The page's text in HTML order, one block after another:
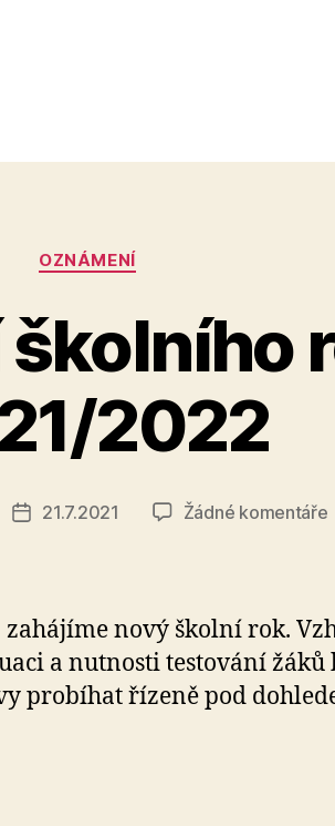
Rubriky
OZNÁMENÍ
2022
Datum
21.7.2021 Žádné komentářeu
zahájíme nový školní rok.
a nutnosti testování žáků
probíhat řízeně pod